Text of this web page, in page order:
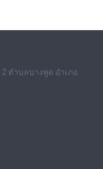
ตำบลบางพูด อำเภอ